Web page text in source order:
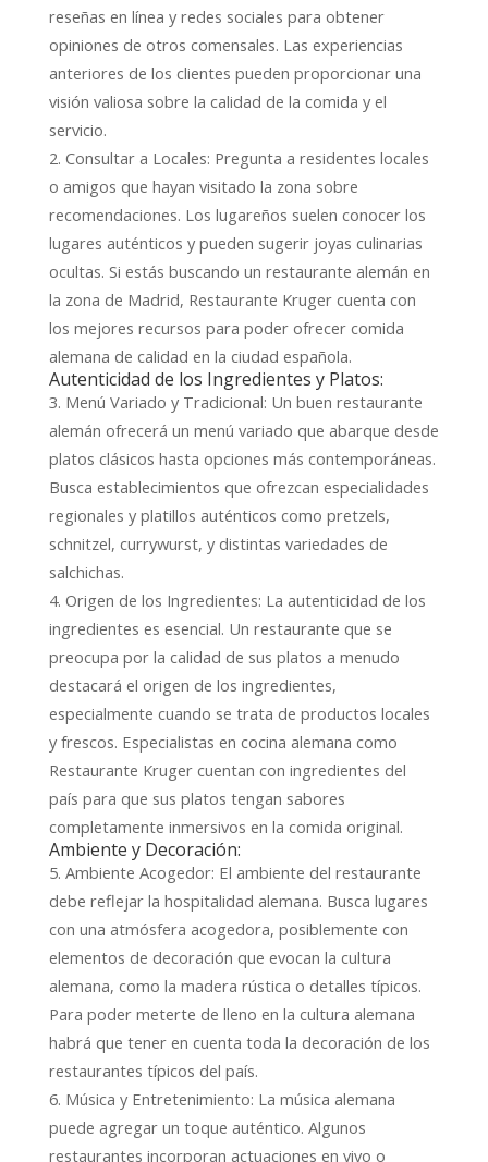
reseñas en línea y redes sociales para obtener
opiniones de otros comensales. Las experiencias
anteriores de los clientes pueden proporcionar una
visión valiosa sobre la calidad de la comida y el
servicio.
2. Consultar a Locales: Pregunta a residentes locales
o amigos que hayan visitado la zona sobre
recomendaciones. Los lugareños suelen conocer los
lugares auténticos y pueden sugerir joyas culinarias
ocultas. Si estás buscando un restaurante alemán en
la zona de Madrid, Restaurante Kruger cuenta con
los mejores recursos para poder ofrecer comida
alemana de calidad en la ciudad española.
Autenticidad de los Ingredientes y Platos:
3. Menú Variado y Tradicional: Un buen restaurante
alemán ofrecerá un menú variado que abarque desde
platos clásicos hasta opciones más contemporáneas.
Busca establecimientos que ofrezcan especialidades
regionales y platillos auténticos como pretzels,
schnitzel, currywurst, y distintas variedades de
salchichas.
4. Origen de los Ingredientes: La autenticidad de los
ingredientes es esencial. Un restaurante que se
preocupa por la calidad de sus platos a menudo
destacará el origen de los ingredientes,
especialmente cuando se trata de productos locales
y frescos. Especialistas en cocina alemana como
Restaurante Kruger cuentan con ingredientes del
país para que sus platos tengan sabores
completamente inmersivos en la comida original.
Ambiente y Decoración:
5. Ambiente Acogedor: El ambiente del restaurante
debe reflejar la hospitalidad alemana. Busca lugares
con una atmósfera acogedora, posiblemente con
elementos de decoración que evocan la cultura
alemana, como la madera rústica o detalles típicos.
Para poder meterte de lleno en la cultura alemana
habrá que tener en cuenta toda la decoración de los
restaurantes típicos del país.
6. Música y Entretenimiento: La música alemana
puede agregar un toque auténtico. Algunos
restaurantes incorporan actuaciones en vivo o